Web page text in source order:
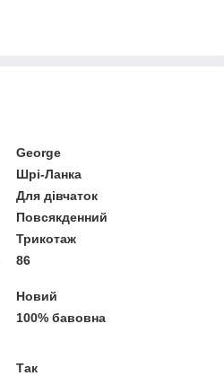
George
Шрі-Ланка
Для дівчаток
Повсякденний
Трикотаж
86
Новий
100% бавовна
Так